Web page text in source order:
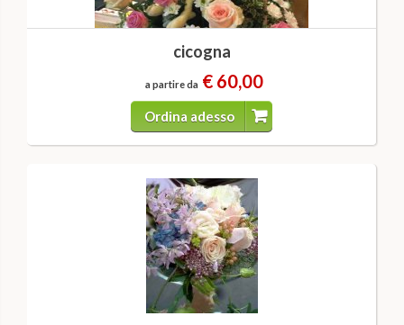
cicogna
a partire da € 60,00
Ordina adesso